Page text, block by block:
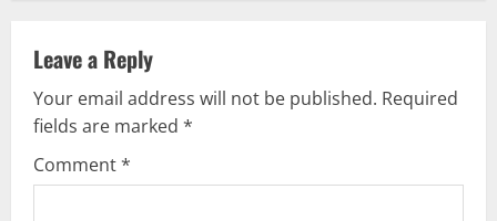
v
i
g
Leave a Reply
Your email address will not be published. Required
fields are marked *
Comment*